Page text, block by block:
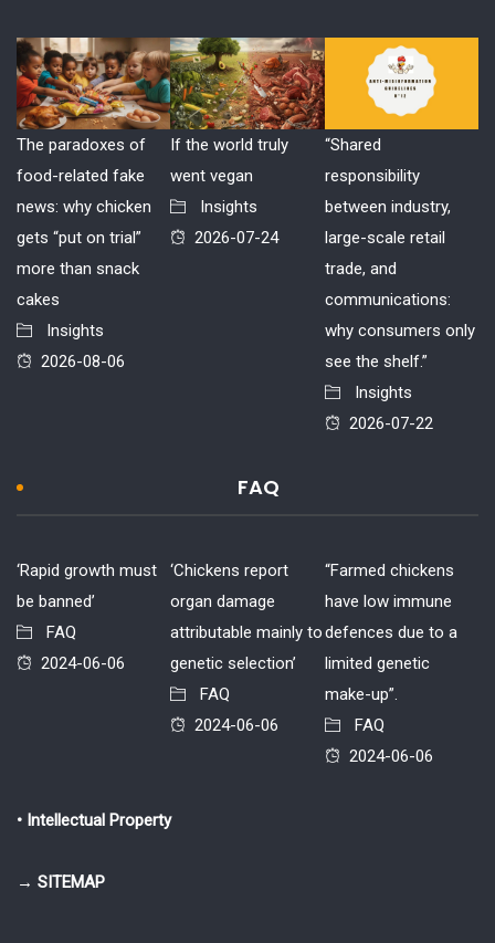
The paradoxes of
food-related fake
news: why chicken
gets “put on trial”
more than snack
cakes
Insights
2026-08-06
If the world truly
went vegan
Insights
2026-07-24
“Shared
responsibility
between industry,
large-scale retail
trade, and
communications:
why consumers only
see the shelf.”
Insights
2026-07-22
FAQ
‘Rapid growth must
be banned’
FAQ
2024-06-06
‘Chickens report
organ damage
attributable mainly to
genetic selection’
FAQ
2024-06-06
“Farmed chickens
have low immune
defences due to a
limited genetic
make-up”.
FAQ
2024-06-06
• Intellectual Property
→ SITEMAP